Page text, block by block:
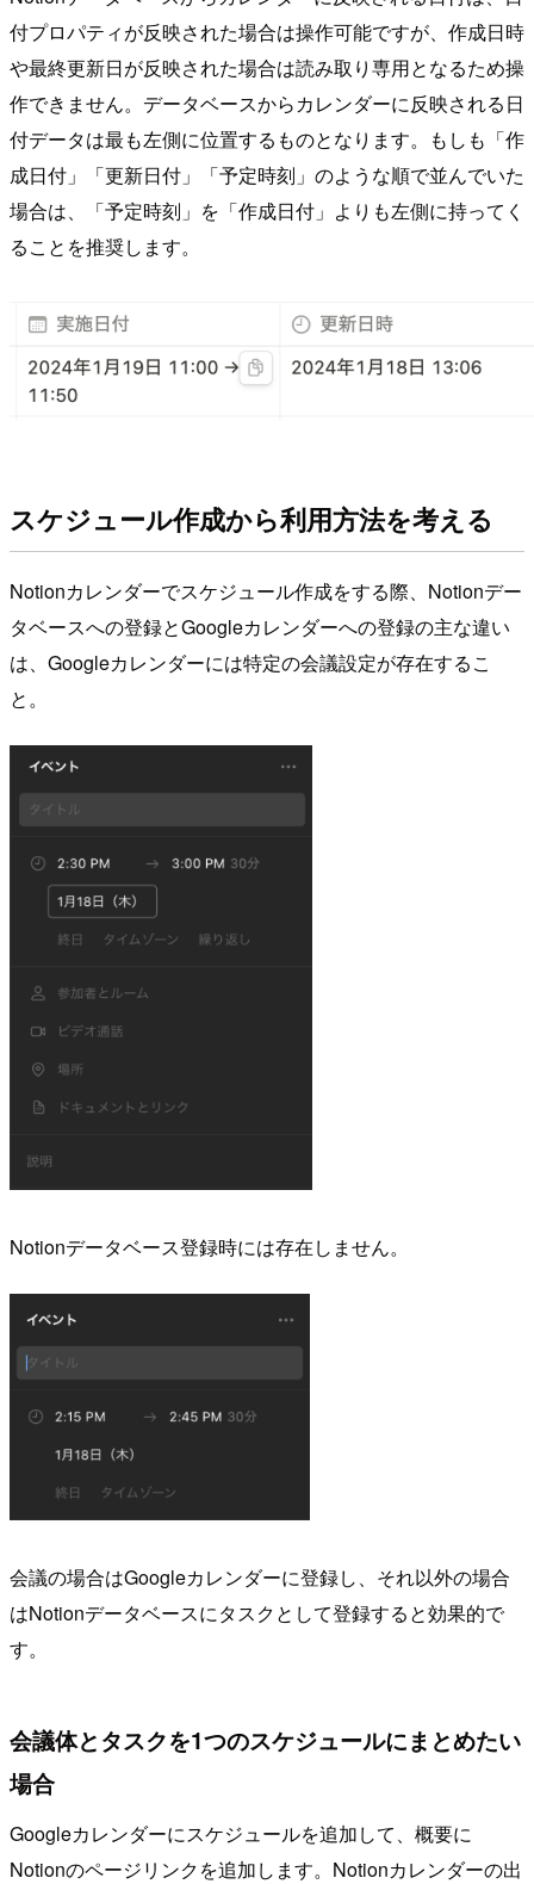
付プロパティが反映された場合は操作可能ですが、作成日時
や最終更新日が反映された場合は読み取り専用となるため操
作できません。データベースからカレンダーに反映される日
付データは最も左側に位置するものとなります。もしも「作
成日付」「更新日付」「予定時刻」のような順で並んでいた
場合は、「予定時刻」を「作成日付」よりも左側に持ってく
ることを推奨します。
スケジュール作成から利用方法を考える
Notionカレンダーでスケジュール作成をする際、Notionデー
タベースへの登録とGoogleカレンダーへの登録の主な違い
は、Googleカレンダーには特定の会議設定が存在するこ
と。
Notionデータベース登録時には存在しません。
会議の場合はGoogleカレンダーに登録し、それ以外の場合
はNotionデータベースにタスクとして登録すると効果的で
す。
会議体とタスクを1つのスケジュールにまとめたい
場合
Googleカレンダーにスケジュールを追加して、概要に
Notionのページリンクを追加します。Notionカレンダーの出